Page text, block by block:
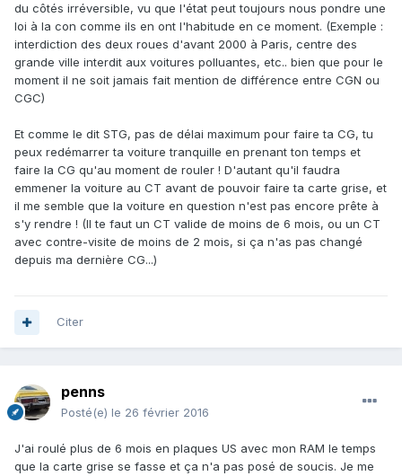
du côtés irréversible, vu que l'état peut toujours nous pondre une
loi à la con comme ils en ont l'habitude en ce moment. (Exemple :
interdiction des deux roues d'avant 2000 à Paris, centre des
grande ville interdit aux voitures polluantes, etc.. bien que pour le
moment il ne soit jamais fait mention de différence entre CGN ou
CGC)
Et comme le dit STG, pas de délai maximum pour faire ta CG, tu
peux redémarrer ta voiture tranquille en prenant ton temps et
faire la CG qu'au moment de rouler ! D'autant qu'il faudra
emmener la voiture au CT avant de pouvoir faire ta carte grise, et
il me semble que la voiture en question n'est pas encore prête à
s'y rendre ! (Il te faut un CT valide de moins de 6 mois, ou un CT
avec contre-visite de moins de 2 mois, si ça n'as pas changé
depuis ma dernière CG...)
Citer
penns
Posté(e) le 26 février 2016
J'ai roulé plus de 6 mois en plaques US avec mon RAM le temps
que la carte grise se fasse et ça n'a pas posé de soucis. Je me